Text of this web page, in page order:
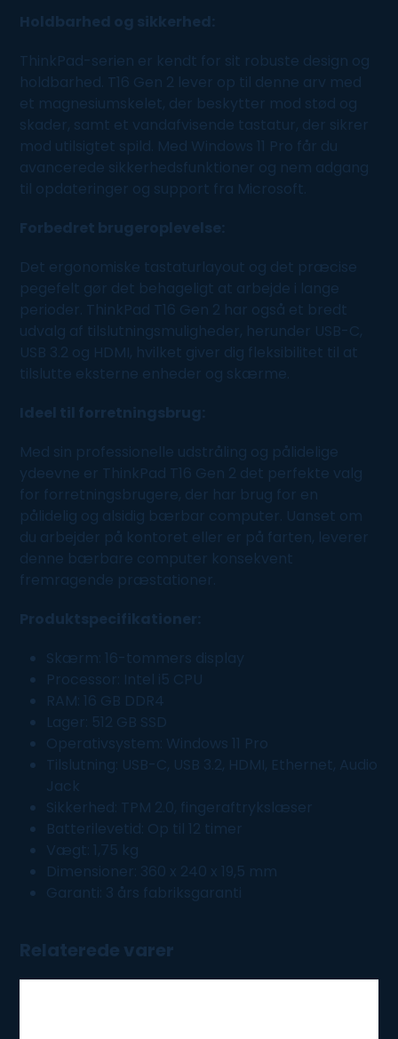
Holdbarhed og sikkerhed:
ThinkPad-serien er kendt for sit robuste design og
holdbarhed. T16 Gen 2 lever op til denne arv med
et magnesiumskelet, der beskytter mod stød og
skader, samt et vandafvisende tastatur, der sikrer
mod utilsigtet spild. Med Windows 11 Pro får du
avancerede sikkerhedsfunktioner og nem adgang
til opdateringer og support fra Microsoft.
Forbedret brugeroplevelse:
Det ergonomiske tastaturlayout og det præcise
pegefelt gør det behageligt at arbejde i lange
perioder. ThinkPad T16 Gen 2 har også et bredt
udvalg af tilslutningsmuligheder, herunder USB-C,
USB 3.2 og HDMI, hvilket giver dig fleksibilitet til at
tilslutte eksterne enheder og skærme.
Ideel til forretningsbrug:
Med sin professionelle udstråling og pålidelige
ydeevne er ThinkPad T16 Gen 2 det perfekte valg
for forretningsbrugere, der har brug for en
pålidelig og alsidig bærbar computer. Uanset om
du arbejder på kontoret eller er på farten, leverer
denne bærbare computer konsekvent
fremragende præstationer.
Produktspecifikationer:
Skærm: 16-tommers display
Processor: Intel i5 CPU
RAM: 16 GB DDR4
Lager: 512 GB SSD
Operativsystem: Windows 11 Pro
Tilslutning: USB-C, USB 3.2, HDMI, Ethernet, Audio
Jack
Sikkerhed: TPM 2.0, fingeraftrykslæser
Batterilevetid: Op til 12 timer
Vægt: 1,75 kg
Dimensioner: 360 x 240 x 19,5 mm
Garanti: 3 års fabriksgaranti
Relaterede varer